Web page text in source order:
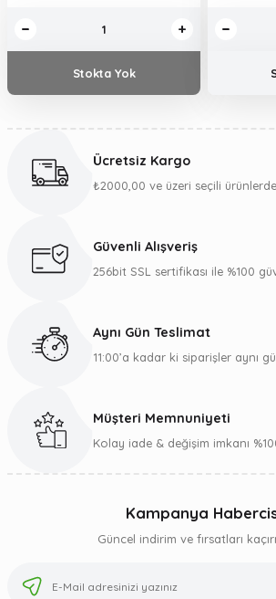
Stokta Yok
Ücretsiz Kargo
₺2000,00 ve üzeri seçili
Güvenli Alışveriş
256bit SSL sertifikası ile %100
Aynı Gün Teslimat
11:00’a kadar ki siparişler aynı
Müşteri Memnuniyeti
Kolay iade & değişim imkanı
Kampanya
Güncel indirim ve fırsatları